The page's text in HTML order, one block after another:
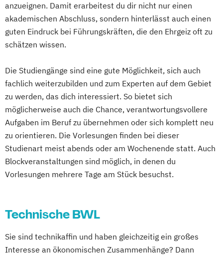
anzueignen. Damit erarbeitest du dir nicht nur einen
akademischen Abschluss, sondern hinterlässt auch einen
guten Eindruck bei Führungskräften, die den Ehrgeiz oft zu
schätzen wissen.
Die Studiengänge sind eine gute Möglichkeit, sich auch
fachlich weiterzubilden und zum Experten auf dem Gebiet
zu werden, das dich interessiert. So bietet sich
möglicherweise auch die Chance, verantwortungsvollere
Aufgaben im Beruf zu übernehmen oder sich komplett neu
zu orientieren. Die Vorlesungen finden bei dieser
Studienart meist abends oder am Wochenende statt. Auch
Blockveranstaltungen sind möglich, in denen du
Vorlesungen mehrere Tage am Stück besuchst.
Technische BWL
Sie sind technikaffin und haben gleichzeitig ein großes
Interesse an ökonomischen Zusammenhänge? Dann